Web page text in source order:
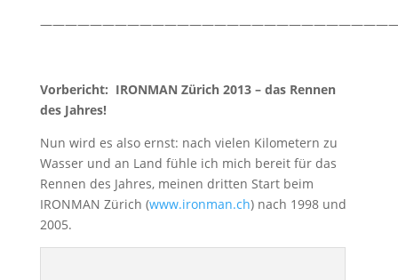
Vorbericht: IRONMAN Zürich 2013 – das Rennen
des Jahres!
Nun wird es also ernst: nach vielen Kilometern zu
Wasser und an Land fühle ich mich bereit für das
Rennen des Jahres, meinen dritten Start beim
IRONMAN Zürich (www.ironman.ch) nach 1998 und
2005.